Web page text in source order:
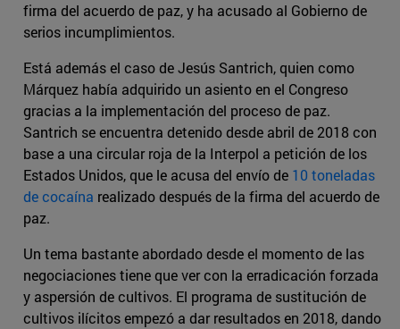
firma del acuerdo de paz, y ha acusado al Gobierno de
serios incumplimientos.
Está además el caso de Jesús Santrich, quien como
Márquez había adquirido un asiento en el Congreso
gracias a la implementación del proceso de paz.
Santrich se encuentra detenido desde abril de 2018 con
base a una circular roja de la Interpol a petición de los
Estados Unidos, que le acusa del envío de 10 toneladas
de cocaína realizado después de la firma del acuerdo de
paz.
Un tema bastante abordado desde el momento de las
negociaciones tiene que ver con la erradicación forzada
y aspersión de cultivos. El programa de sustitución de
cultivos ilícitos empezó a dar resultados en 2018, dando